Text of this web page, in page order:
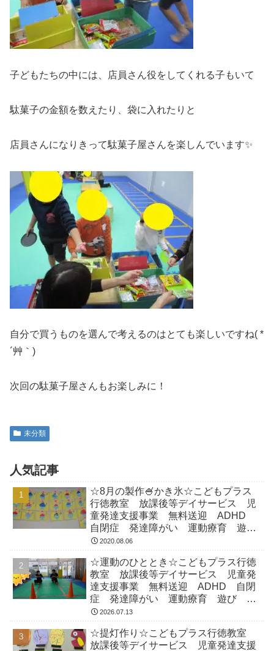
子どもたちの中には、店員さん役をしてくれる子もいて
駄菓子の金額を数えたり、袋に入れたりと
店員さんになりきって駄菓子屋さんを楽しんでいます✨
自分で買うものを選んで考えるのはとても楽しいですね( *
´艸｀)
次回の駄菓子屋さんもお楽しみに！
未分類
人気記事
☆8月の製作🍧かき氷☆こどもプラス
行徳教室 放課後等デイサービス 児
童発達支援事業 無料送迎 ADHD
自閉症 発達障がい 運動療育 遊
び 南行徳 市川市 浦安市
2020.08.06
☆運動のひととき☆こどもプラス行徳
教室 放課後等デイサービス 児童発
達支援事業 無料送迎 ADHD 自閉
症 発達障がい 運動療育 遊び 南
行徳 市川市 浦安市
2026.07.13
☆提灯作り☆こどもプラス行徳教室
放課後等デイサービス 児童発達支援